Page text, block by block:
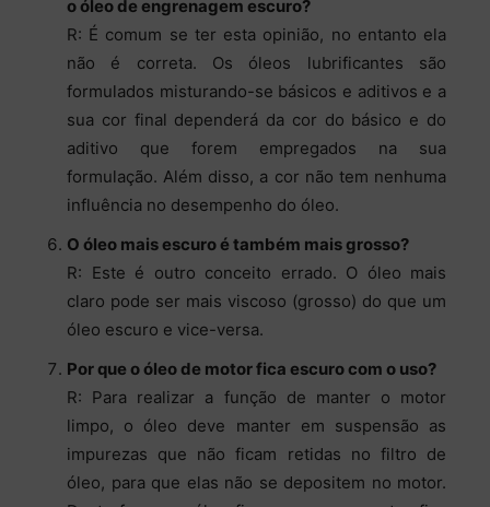
o óleo de engrenagem escuro?
R: É comum se ter esta opinião, no entanto ela
não é correta. Os óleos lubrificantes são
formulados misturando-se básicos e aditivos e a
sua cor final dependerá da cor do básico e do
aditivo que forem empregados na sua
formulação. Além disso, a cor não tem nenhuma
influência no desempenho do óleo.
O óleo mais escuro é também mais grosso?
R: Este é outro conceito errado. O óleo mais
claro pode ser mais viscoso (grosso) do que um
óleo escuro e vice-versa.
Por que o óleo de motor fica escuro com o uso?
R: Para realizar a função de manter o motor
limpo, o óleo deve manter em suspensão as
impurezas que não ficam retidas no filtro de
óleo, para que elas não se depositem no motor.